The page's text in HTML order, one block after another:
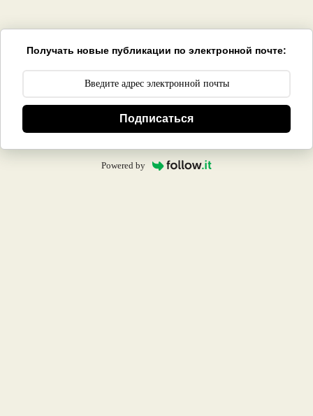
Получать новые публикации по электронной почте:
Подписаться
Powered by